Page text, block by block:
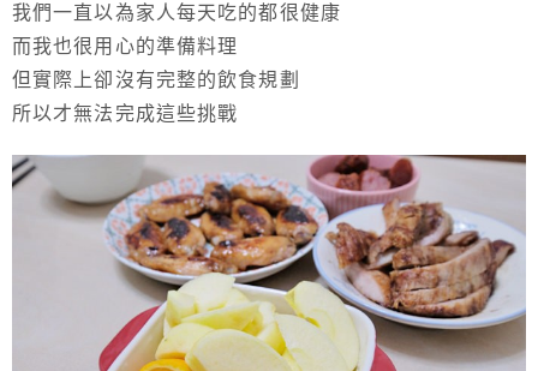
我們一直以為家人每天吃的都很健康
而我也很用心的準備料理
但實際上卻沒有完整的飲食規劃
所以才無法完成這些挑戰